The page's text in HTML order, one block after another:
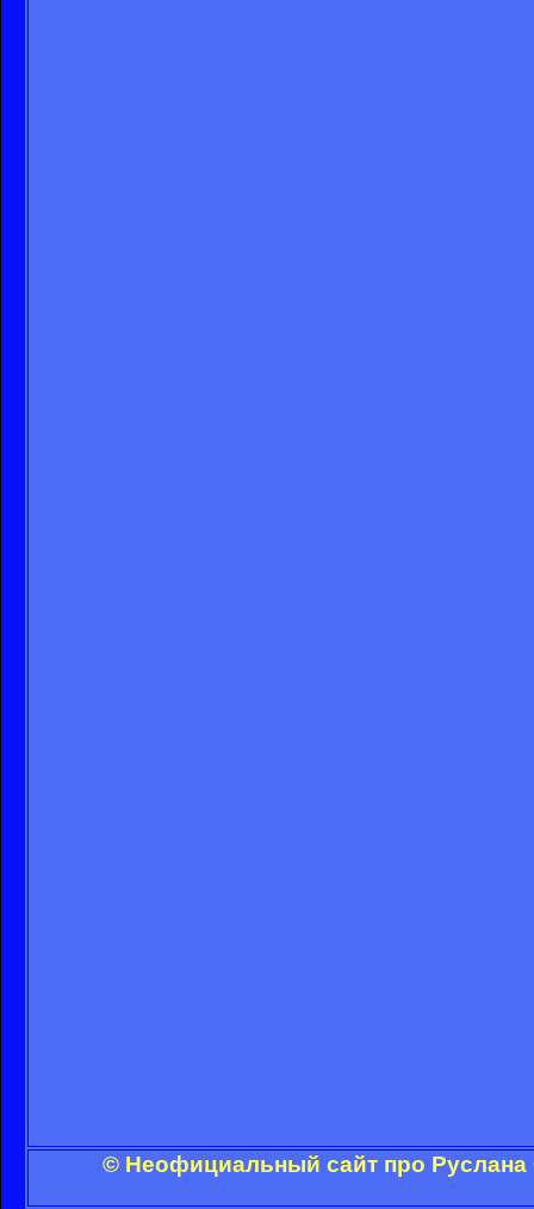
© Неофициальный сайт про